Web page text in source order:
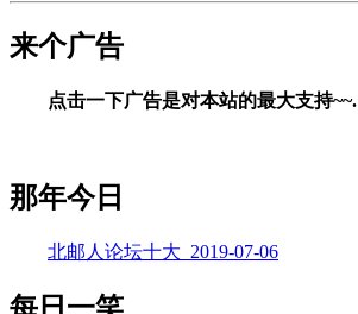
来个广告
点击一下广告是对本站的最大支持~~.
那年今日
北邮人论坛十大_2019-07-06
每日一笑